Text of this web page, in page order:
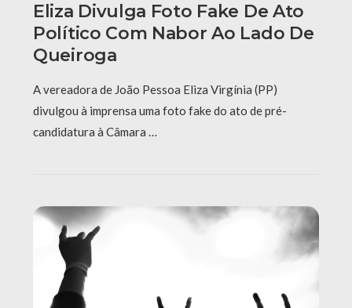
Eliza Divulga Foto Fake De Ato
Político Com Nabor Ao Lado De
Queiroga
A vereadora de João Pessoa Eliza Virgínia (PP)
divulgou à imprensa uma foto fake do ato de pré-
candidatura à Câmara …